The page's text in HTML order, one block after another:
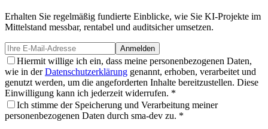
Erhalten Sie regelmäßig fundierte Einblicke, wie Sie KI-Projekte im
Mittelstand messbar, rentabel und auditsicher umsetzen.
Anmelden
Hiermit willige ich ein, dass meine personenbezogenen Daten,
wie in der Datenschutzerklärung genannt, erhoben, verarbeitet und
genutzt werden, um die angeforderten Inhalte bereitzustellen. Diese
Einwilligung kann ich jederzeit widerrufen. *
Ich stimme der Speicherung und Verarbeitung meiner
personenbezogenen Daten durch sma-dev zu. *